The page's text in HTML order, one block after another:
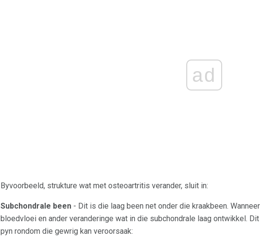
ad
Byvoorbeeld, strukture wat met osteoartritis verander, sluit in:
Subchondrale been - Dit is die laag been net onder die kraakbeen.
bloedvloei en ander veranderinge wat in die subchondrale laag ontwikkel.
pyn rondom die gewrig kan veroorsaak: